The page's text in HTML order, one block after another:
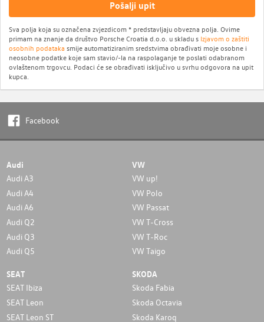
Pošalji upit
Sva polja koja su označena zvjezdicom * predstavljaju obvezna polja. Ovime
primam na znanje da društvo Porsche Croatia d.o.o. u skladu s Izjavom o zaštiti
osobnih podataka smije automatiziranim sredstvima obrađivati moje osobne i
neosobne podatke koje sam stavio/-la na raspolaganje te poslati odabranom
ovlaštenom trgovcu. Podaci će se obrađivati isključivo u svrhu odgovora na upit
kupca.
Facebook
Audi
Audi A3
Audi A4
Audi A6
Audi Q2
Audi Q3
Audi Q5
VW
VW up!
VW Polo
VW Passat
VW T-Cross
VW T-Roc
VW Taigo
SEAT
SEAT Ibiza
SEAT Leon
SEAT Leon ST
SKODA
Skoda Fabia
Skoda Octavia
Skoda Karoq